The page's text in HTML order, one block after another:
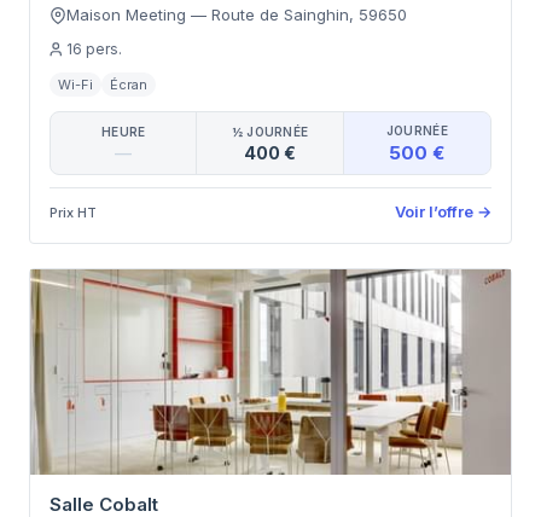
Maison Meeting — Route de Sainghin, 59650
16 pers.
Wi-Fi Écran
HEURE
—
½ JOURNÉE
400 €
JOURNÉE
500 €
Prix HT Voir l’offre →
Salle Cobalt